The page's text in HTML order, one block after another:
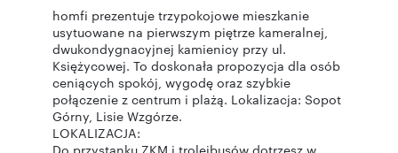
homfi prezentuje trzypokojowe mieszkanie
usytuowane na pierwszym piętrze kameralnej,
dwukondygnacyjnej kamienicy przy ul.
Księżycowej. To doskonała propozycja dla osób
ceniących spokój, wygodę oraz szybkie
połączenie z centrum i plażą. Lokalizacja: Sopot
Górny, Lisie Wzgórze.
LOKALIZACJA:
Do przystanku ZKM i trolejbusów dotrzesz w